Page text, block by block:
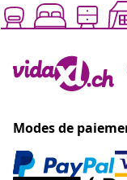
Modes de